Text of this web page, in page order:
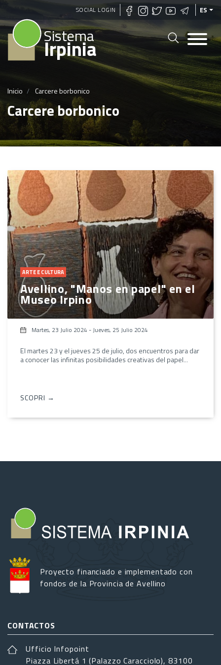
Pasar
al
contenido
principal
SOCIAL LOGIN ES
Sistema
Irpinia
Inicio Carcere borbonico
Carcere borbonico
ARTE E CULTURA
Avellino, "Manos en papel" en el
Museo Irpino
Martes, 23 Julio 2024 -Jueves, 25 Julio 2024
El martes 23 y el jueves 25 de julio, dos encuentros para dar
a conocer las infinitas posibilidades creativas del papel...
SCOPRI →
Proyecto financiado e implementado con
fondos de la Provincia de Avellino
CONTACTOS
Ufficio Infopoint
Piazza Libertá 1 (Palazzo Caracciolo), 83100